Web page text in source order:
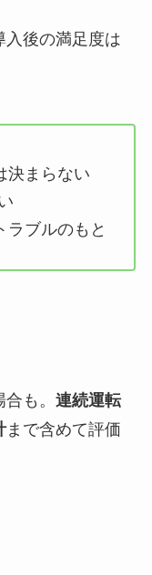
入後の満足度は
決まらない
ラブルのもと
も。 連続運転
まで含めて評価